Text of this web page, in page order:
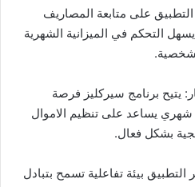
على متابعة المصاريف
التحكم في الميزانية الشهرية
يتيح برنامج سيركليز فرصة
شهري يساعد على تنظيم الاموال
بشكل فعال.
التطبيق بيئة تفاعلية تسمح بتبادل